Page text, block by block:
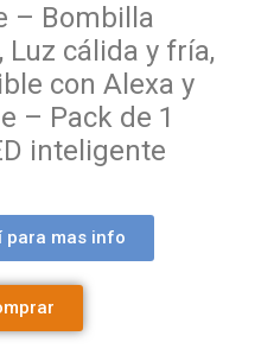
– Bombilla
Luz cálida y fría,
con Alexa y
– Pack de 1
inteligente
para mas info